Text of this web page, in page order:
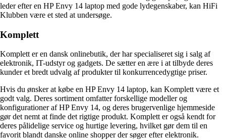
leder efter en HP Envy 14 laptop med gode lydegenskaber, kan HiFi
Klubben være et sted at undersøge.
Komplett
Komplett er en dansk onlinebutik, der har specialiseret sig i salg af
elektronik, IT-udstyr og gadgets. De sætter en ære i at tilbyde deres
kunder et bredt udvalg af produkter til konkurrencedygtige priser.
Hvis du ønsker at købe en HP Envy 14 laptop, kan Komplett være et
godt valg. Deres sortiment omfatter forskellige modeller og
konfigurationer af HP Envy 14, og deres brugervenlige hjemmeside
gør det nemt at finde det rigtige produkt. Komplett er også kendt for
deres pålidelige service og hurtige levering, hvilket gør dem til en
favorit blandt danske online shopper der søger efter elektronik.